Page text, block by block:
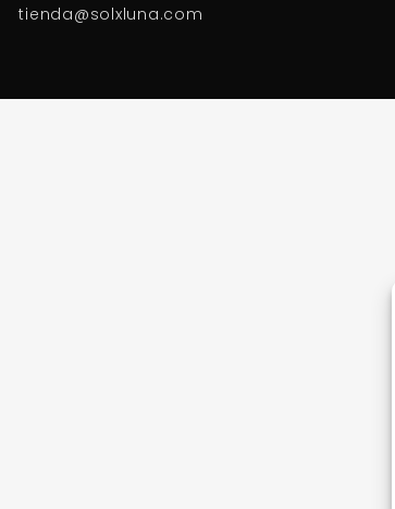
tienda@solxluna.com